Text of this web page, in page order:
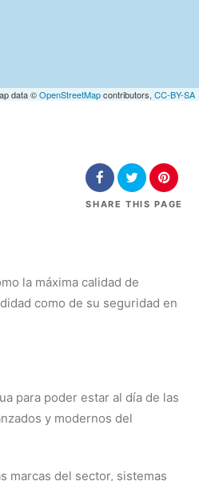
data ©OpenStreetMapcontributors, CC-BY-SA
SHARE THIS PAGE
la máxima calidad de
como de su seguridad en
para poder estar al día de las
y modernos del
marcas del sector, sistemas